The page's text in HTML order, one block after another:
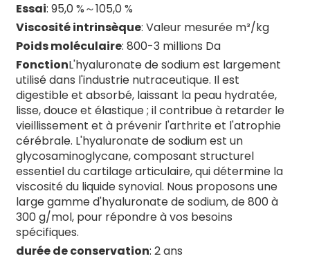
Montmorillonite
Essai: 95,0 %～105,0 %
Viscosité intrinsèque: Valeur mesurée m³/kg
Poids moléculaire: 800-3 millions Da
FonctionL'hyaluronate de sodium est largement
utilisé dans l'industrie nutraceutique. Il est
digestible et absorbé, laissant la peau hydratée,
lisse, douce et élastique ; il contribue à retarder le
vieillissement et à prévenir l'arthrite et l'atrophie
cérébrale. L'hyaluronate de sodium est un
glycosaminoglycane, composant structurel
essentiel du cartilage articulaire, qui détermine la
viscosité du liquide synovial. Nous proposons une
large gamme d'hyaluronate de sodium, de 800 à
300 g/mol, pour répondre à vos besoins
spécifiques.
durée de conservation: 2 ans